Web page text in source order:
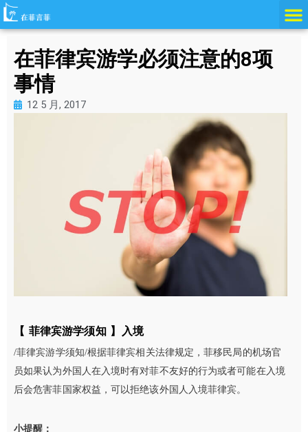
跳
至
在菲律宾游学必须注意的8项
事情
12 5 月, 2017
【 菲律宾游学须知 】入境
/菲律宾游学须知/根据菲律宾相关法律规定，菲移民局的机场官
员如果认为外国人在入境时有对菲不友好的行为或者可能在入境
后会危害菲国家权益，可以拒绝该外国人入境菲律宾。
小提醒：